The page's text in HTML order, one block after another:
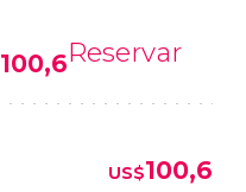
100,6Reservar
US$100,6